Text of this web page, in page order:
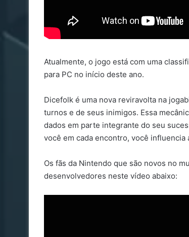
Atualmente, o jogo está com uma
para PC no início deste ano.
Dicefolk é uma nova reviravolta na
turnos e de seus inimigos. Essa
dados em parte integrante do seu
você em cada encontro, você
Os fãs da Nintendo que são novos no
desenvolvedores neste vídeo abaixo: